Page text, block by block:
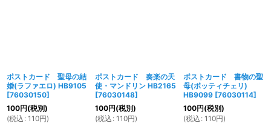
ポストカード 聖母の結
婚(ラファエロ) HB9105
[76030150]
100円(税別)
(税込 : 110円)
ポストカード 奏楽の天
使・マンドリン HB2165
[76030148]
100円(税別)
(税込 : 110円)
ポストカード 書物の聖
母(ボッティチェリ)
HB9099 [76030114]
100円(税別)
(税込 : 110円)